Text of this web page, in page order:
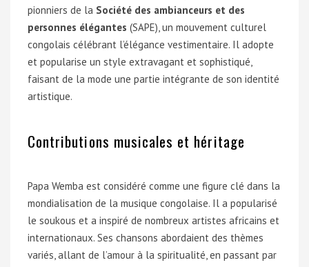
pionniers de la Société des ambianceurs et des
personnes élégantes (SAPE), un mouvement culturel
congolais célébrant l’élégance vestimentaire. Il adopte
et popularise un style extravagant et sophistiqué,
faisant de la mode une partie intégrante de son identité
artistique.
Contributions musicales et héritage
Papa Wemba est considéré comme une figure clé dans la
mondialisation de la musique congolaise. Il a popularisé
le soukous et a inspiré de nombreux artistes africains et
internationaux. Ses chansons abordaient des thèmes
variés, allant de l’amour à la spiritualité, en passant par